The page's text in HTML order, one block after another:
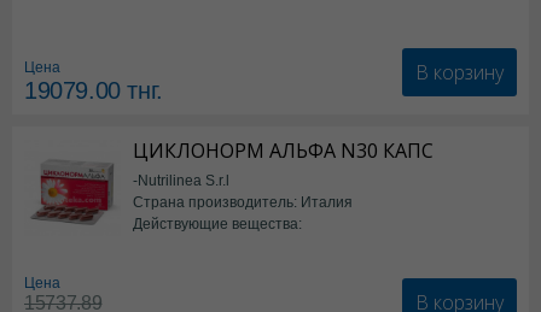
Цена
19079.00тнг.
В корзину
ЦИКЛОНОРМ АЛЬФА N30 КАПС
-Nutrilinea S.r.l
Страна производитель: Италия
Действующие вещества:
Цена
15737.89 В корзину